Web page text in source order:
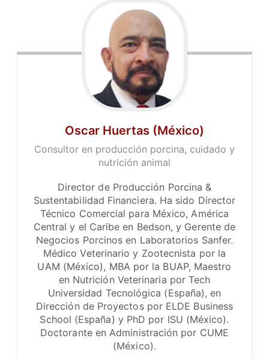
Oscar Huertas (México)
Consultor en producción porcina, cuidado y
nutrición animal
Director de Producción Porcina &
Sustentabilidad Financiera. Ha sido Director
Técnico Comercial para México, América
Central y el Caribe en Bedson, y Gerente de
Negocios Porcinos en Laboratorios Sanfer.
Médico Veterinario y Zootecnista por la
UAM (México), MBA por la BUAP, Maestro
en Nutrición Veterinaria por Tech
Universidad Tecnológica (España), en
Dirección de Proyectos por ELDE Business
School (España) y PhD por ISU (México).
Doctorante en Administración por CUME
(México).